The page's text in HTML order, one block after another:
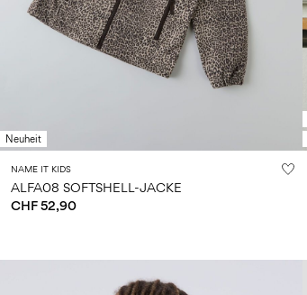
Neuheit
NAME IT KIDS
ALFA08 SOFTSHELL-JACKE
CHF 52,90